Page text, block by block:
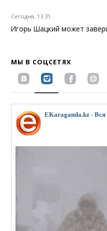
Сегодня, 13:31
Игорь Шацкий может
МЫ В СОЦСЕТЯХ
EKaraganda.kz - Вся